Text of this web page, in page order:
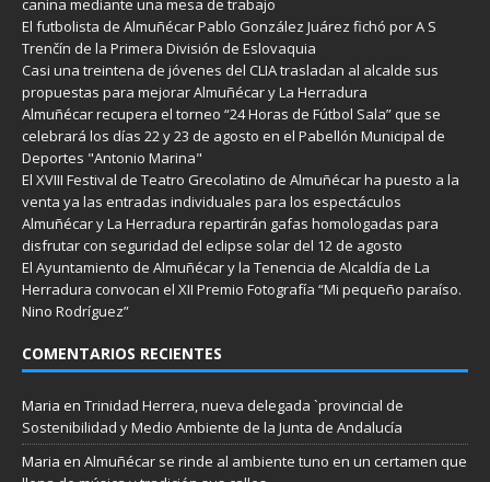
canina mediante una mesa de trabajo
El futbolista de Almuñécar Pablo González Juárez fichó por A S
Trenčín de la Primera División de Eslovaquia
Casi una treintena de jóvenes del CLIA trasladan al alcalde sus
propuestas para mejorar Almuñécar y La Herradura
Almuñécar recupera el torneo “24 Horas de Fútbol Sala” que se
celebrará los días 22 y 23 de agosto en el Pabellón Municipal de
Deportes "Antonio Marina"
El XVIII Festival de Teatro Grecolatino de Almuñécar ha puesto a la
venta ya las entradas individuales para los espectáculos
Almuñécar y La Herradura repartirán gafas homologadas para
disfrutar con seguridad del eclipse solar del 12 de agosto
El Ayuntamiento de Almuñécar y la Tenencia de Alcaldía de La
Herradura convocan el XII Premio Fotografía “Mi pequeño paraíso.
Nino Rodríguez”
COMENTARIOS RECIENTES
Maria en Trinidad Herrera, nueva delegada `provincial de
Sostenibilidad y Medio Ambiente de la Junta de Andalucía
Maria en Almuñécar se rinde al ambiente tuno en un certamen que